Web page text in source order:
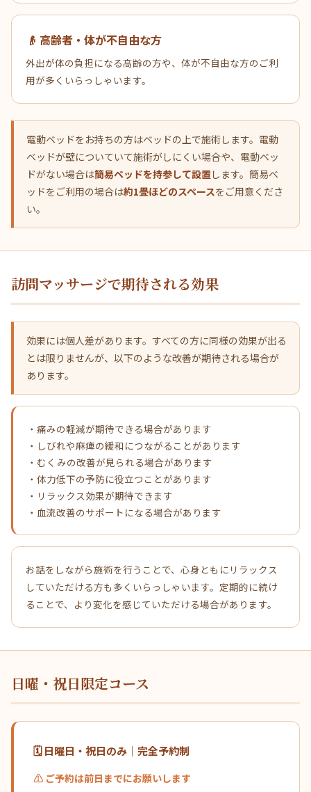
👴 高齢者・体が不自由な方
外出が体の負担になる高齢の方や、体が不自由な方のご利
用が多くいらっしゃいます。
電動ベッドをお持ちの方はベッドの上で施術します。電動
ベッドが壁についていて施術がしにくい場合や、電動ベッ
ドがない場合は簡易ベッドを持参して設置 します。簡易ベ
ッドをご利用の場合は約1畳ほどのスペースをご用意くださ
い。
訪問マッサージで期待される効果
効果には個人差があります。すべての方に同様の効果が出る
とは限りませんが、以下のような改善が期待される場合が
あります。
・痛みの軽減が期待できる場合があります
・しびれや麻痺の緩和につながることがあります
・むくみの改善が見られる場合があります
・体力低下の予防に役立つことがあります
・リラックス効果が期待できます
・血流改善のサポートになる場合があります
お話をしながら施術を行うことで、心身ともにリラックス
していただける方も多くいらっしゃいます。定期的に続け
ることで、より変化を感じていただける場合があります。
日曜・祝日限定コース
🗓 日曜日・祝日のみ｜完全予約制
⚠️ ご予約は前日までにお願いします